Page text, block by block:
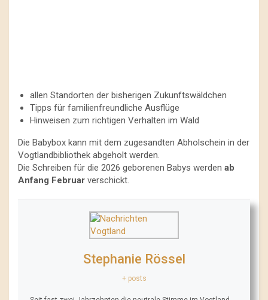
allen Standorten der bisherigen Zukunftswäldchen
Tipps für familienfreundliche Ausflüge
Hinweisen zum richtigen Verhalten im Wald
Die Babybox kann mit dem zugesandten Abholschein in der
Vogtlandbibliothek abgeholt werden.
Die Schreiben für die 2026 geborenen Babys werden ab
Anfang Februar verschickt.
Stephanie Rössel
+ posts